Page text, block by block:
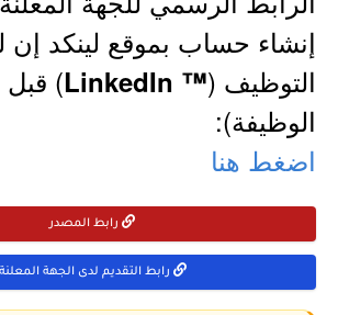
إنشاء حساب بموقع لينكد
التوظيف (™ LinkedIn
) قبل
الوظيفة):
اضغط هنا
رابط المصدر
رابط التقديم لدى الجهة المعلنة